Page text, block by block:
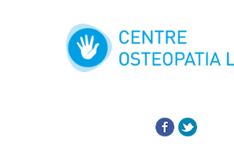
Facebook
Twitter